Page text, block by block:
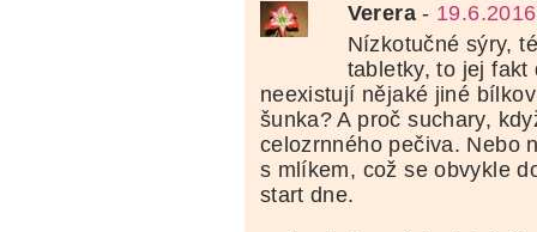
Verera-
Nízkotučné sýry,
tabletky, to jej fakt
neexistují nějaké jiné
šunka? A proč suchary,
celozrnného pečiva. Nebo
s mlíkem, což se obvykle
start dne.